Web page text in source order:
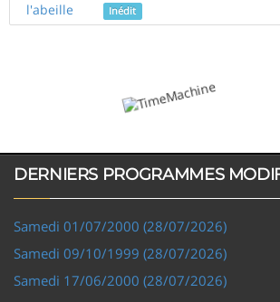
l'abeille Inédit
DERNIERS PROGRAMMES
Samedi 01/07/2000 (28/07/2026)
Samedi 09/10/1999 (28/07/2026)
Samedi 17/06/2000 (28/07/2026)